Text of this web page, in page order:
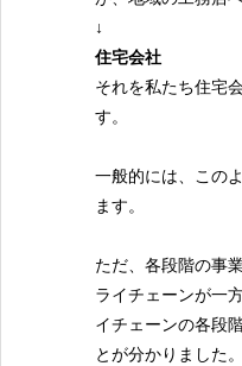
↓
住宅会社
それを私たち住宅
す。
一般的には、この
ます。
ただ、各段階の事
ライチェーンが一
イチェーンの各段
とが分かりました。